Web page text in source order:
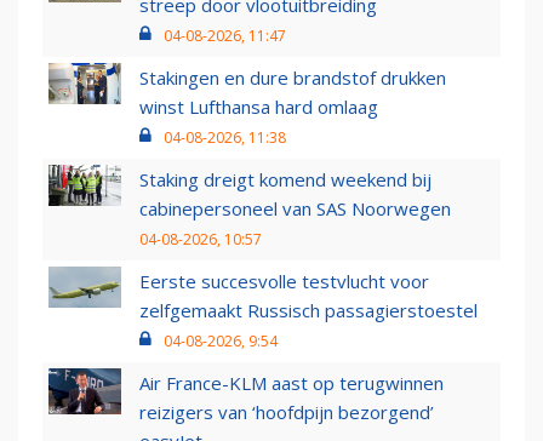
streep door vlootuitbreiding
04-08-2026, 11:47
Stakingen en dure brandstof drukken
winst Lufthansa hard omlaag
04-08-2026, 11:38
Staking dreigt komend weekend bij
cabinepersoneel van SAS Noorwegen
04-08-2026, 10:57
Eerste succesvolle testvlucht voor
zelfgemaakt Russisch passagierstoestel
04-08-2026, 9:54
Air France-KLM aast op terugwinnen
reizigers van ‘hoofdpijn bezorgend’